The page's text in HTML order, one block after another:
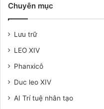
Chuyên mục
Lưu trữ
LEO XIV
Phanxicô
Duc leo XIV
AI Trí tuệ nhân tạo